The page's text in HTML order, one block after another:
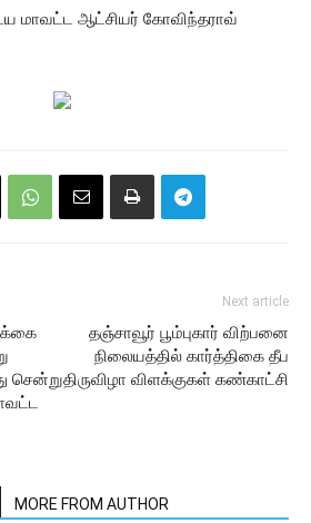
மாவட்ட ஆட்சியர் கோவிந்தராவ்
சென்று
Next article
தஞ்சாவூர் பூம்புகார் விற்பனை
நிலையத்தில் கார்த்திகை தீப
திருவிழா விளக்குகள் கண்காட்சி
MORE FROM AUTHOR